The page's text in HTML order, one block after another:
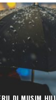
DI MUSIM